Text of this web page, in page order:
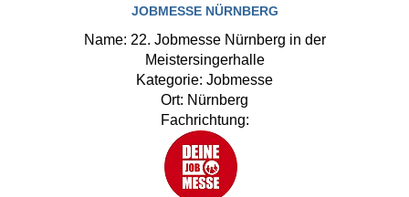
JOBMESSE NÜRNBERG
Name: 22. Jobmesse Nürnberg in der
Meistersingerhalle
Kategorie: Jobmesse
Ort: Nürnberg
Fachrichtung: